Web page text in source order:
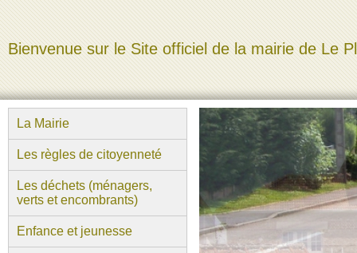
Bienvenue sur le Site officiel de la mairie de Le
La Mairie
Les règles de citoyenneté
Les déchets (ménagers,
verts et encombrants)
Enfance et jeunesse